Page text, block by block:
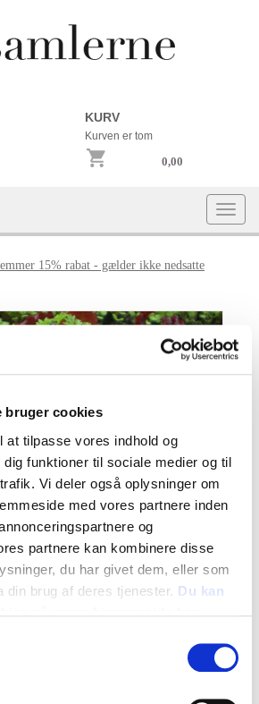
bruger cookies
at tilpasse vores indhold og
funktioner til sociale medier og til
Vi deler også oplysninger om
med vores partnere inden
og
partnere kan kombinere disse
du har givet dem, eller som
din brug af deres tjenester. Du kan
KURV
Kurven er tom
0,00
15% rabat - gælder ikke nedsatte
(Anthriscus